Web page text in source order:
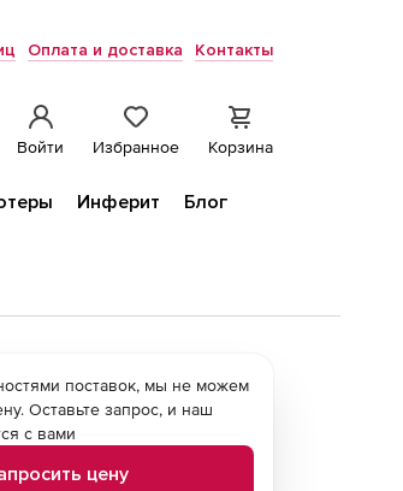
Оплата и доставка Контакты
Войти Избранное Корзина
Инферит
Блог
поставок, мы не можем
Оставьте запрос, и наш
с вами
цену